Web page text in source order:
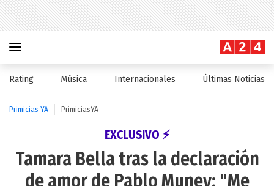
Rating Música Internacionales Últimas Noticias
Primicias YA PrimiciasYA
EXCLUSIVO ⚡
Tamara Bella tras la declaración
de amor de Pablo Muney: "Me